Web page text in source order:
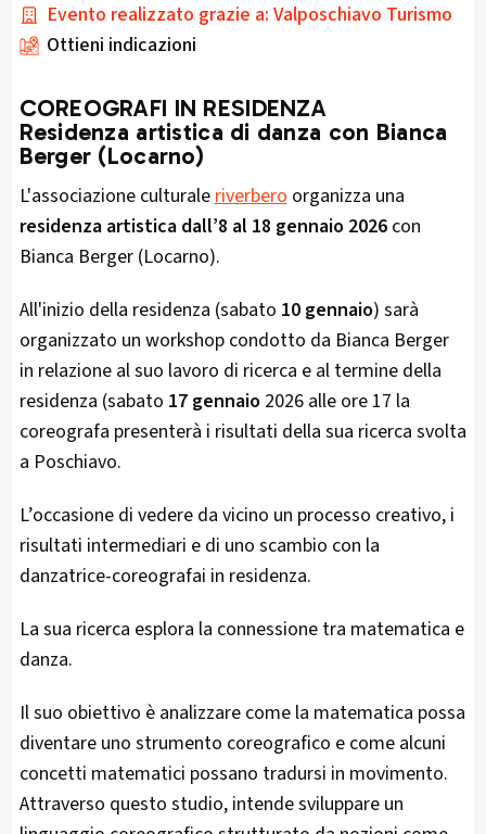
Evento realizzato grazie a: Valposchiavo Turismo
Ottieni indicazioni
COREOGRAFI IN RESIDENZA
Residenza artistica di danza con Bianca
Berger (Locarno)
L'associazione culturaleriverberoorganizza una
residenza artistica dall’8 al 18 gennaio 2026 con
Bianca Berger (Locarno).
All'inizio della residenza (sabato 10 gennaio) sarà
organizzato un workshop condotto da Bianca Berger
in relazione al suo lavoro di ricerca e al termine della
residenza (sabato 17 gennaio 2026 alle ore 17 la
coreografa presenterà i risultati della sua ricerca svolta
a Poschiavo.
L’occasione di vedere da vicino un processo creativo, i
risultati intermediari e di uno scambio con la
danzatrice-coreografai in residenza.
La sua ricerca esplora la connessione tra matematica e
danza.
Il suo obiettivo è analizzare come la matematica possa
diventare uno strumento coreografico e come alcuni
concetti matematici possano tradursi in movimento.
Attraverso questo studio, intende sviluppare un